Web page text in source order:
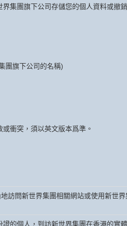
集團旗下公司存儲您的個人資料或
團旗下公司的名稱)
衝突，須以英文版本爲準。
訪問新世界集團相關網站或使用新世
的個人，到訪新世界集團在香港的實